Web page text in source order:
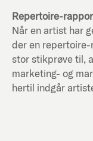
Repertoire-
Når en artist har
der en
stor stikprøve til,
marketing- og
hertil indgår